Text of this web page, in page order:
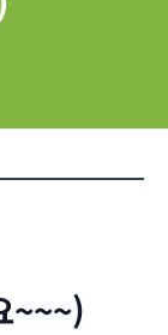
~~~)